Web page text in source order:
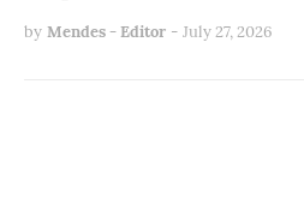
by Mendes - Editor - July 27, 2026